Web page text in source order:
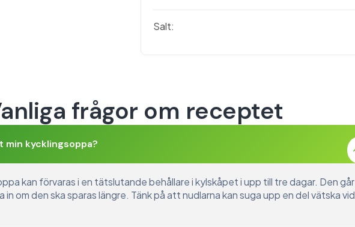
Salt:
frågor om receptet
min kycklingsoppa?
kan förvaras i en tätslutande behållare i kylskåpet i upp till tre dagar. Den går
om den ska sparas längre. Tänk på att nudlarna kan suga upp en del vätska vid